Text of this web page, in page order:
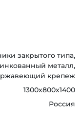
закрытого типа,
металл,
крепеж
1300x800x1400
Россия